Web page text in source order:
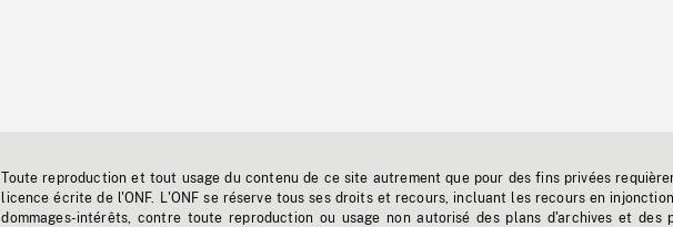
Toute reproduction et tout usage du contenu de ce site autrement que pour des fins privées
licence écrite de l'ONF. L'ONF se réserve tous ses droits et recours, incluant les recours en
dommages-intérêts, contre toute reproduction ou usage non autorisé des plans d'archives et des